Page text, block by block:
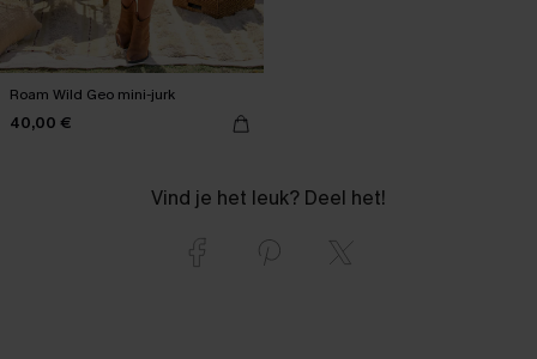
Roam Wild Geo mini-jurk
40,00 €
Vind je het leuk? Deel het!